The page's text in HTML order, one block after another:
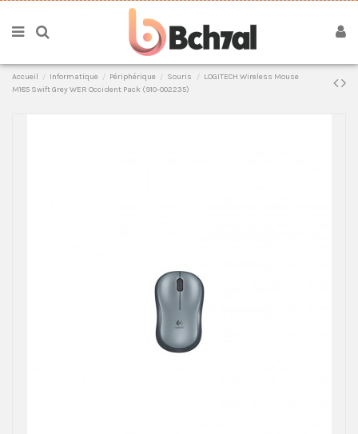
Accueil Informatique Périphérique Souris
LOGITECH Wireless Mouse
M185 Swift Grey WER Occident Pack (910-002235)